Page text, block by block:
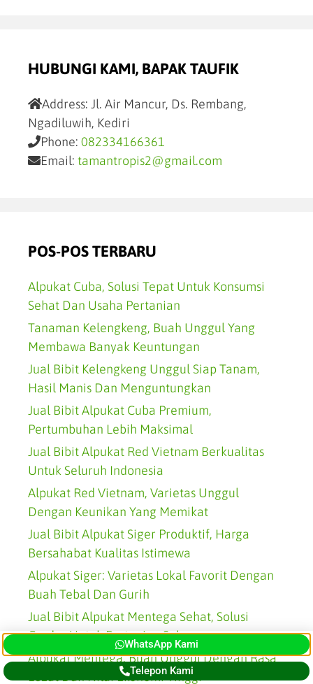
HUBUNGI KAMI, BAPAK TAUFIK
Address: Jl. Air Mancur, Ds. Rembang,
Ngadiluwih, Kediri
Phone: 082334166361
Email: tamantropis2@gmail.com
POS-POS TERBARU
Alpukat Cuba, Solusi Tepat Untuk Konsumsi
Sehat Dan Usaha Pertanian
Tanaman Kelengkeng, Buah Unggul Yang
Membawa Banyak Keuntungan
Jual Bibit Kelengkeng Unggul Siap Tanam,
Hasil Manis Dan Menguntungkan
Jual Bibit Alpukat Cuba Premium,
Pertumbuhan Lebih Maksimal
Jual Bibit Alpukat Red Vietnam Berkualitas
Untuk Seluruh Indonesia
Alpukat Red Vietnam, Varietas Unggul
Dengan Keunikan Yang Memikat
Jual Bibit Alpukat Siger Produktif, Harga
Bersahabat Kualitas Istimewa
Alpukat Siger: Varietas Lokal Favorit Dengan
Buah Tebal Dan Gurih
Jual Bibit Alpukat Mentega Sehat, Solusi
Cerdas Untuk Pertanian Sukses
Alpukat Mentega: Buah Unggul Dengan Rasa
Lezat Dan Nilai Ekonomi Tinggi
WhatsApp Kami
Telepon Kami